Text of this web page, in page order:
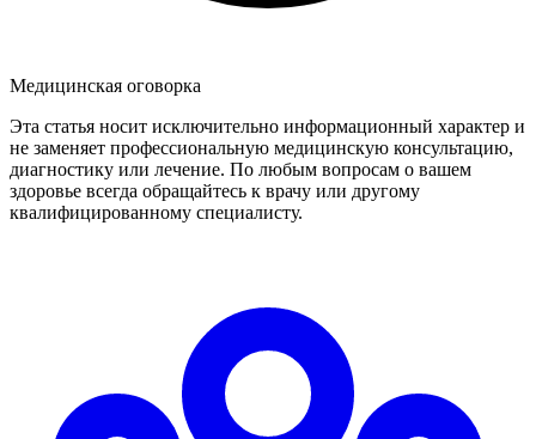
Медицинская оговорка
Эта статья носит исключительно информационный характер и
не заменяет профессиональную медицинскую консультацию,
диагностику или лечение. По любым вопросам о вашем
здоровье всегда обращайтесь к врачу или другому
квалифицированному специалисту.